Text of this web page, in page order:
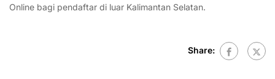
Online bagi pendaftar di luar Kalimantan Selatan.
Share: